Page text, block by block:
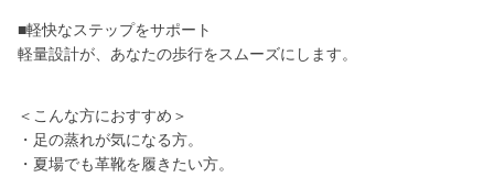
■軽快なステップをサポート
軽量設計が、あなたの歩行をスムーズにします。
＜こんな方におすすめ＞
・足の蒸れが気になる方。
・夏場でも革靴を履きたい方。